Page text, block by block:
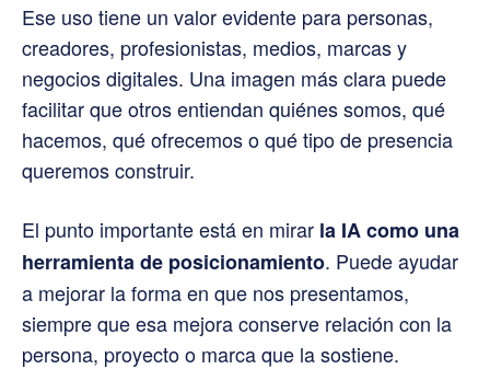
Ese uso tiene un valor evidente para personas,
creadores, profesionistas, medios, marcas y
negocios digitales. Una imagen más clara puede
facilitar que otros entiendan quiénes somos, qué
hacemos, qué ofrecemos o qué tipo de presencia
queremos construir.
El punto importante está en mirar la IA como una
herramienta de posicionamiento. Puede ayudar
a mejorar la forma en que nos presentamos,
siempre que esa mejora conserve relación con la
persona, proyecto o marca que la sostiene.